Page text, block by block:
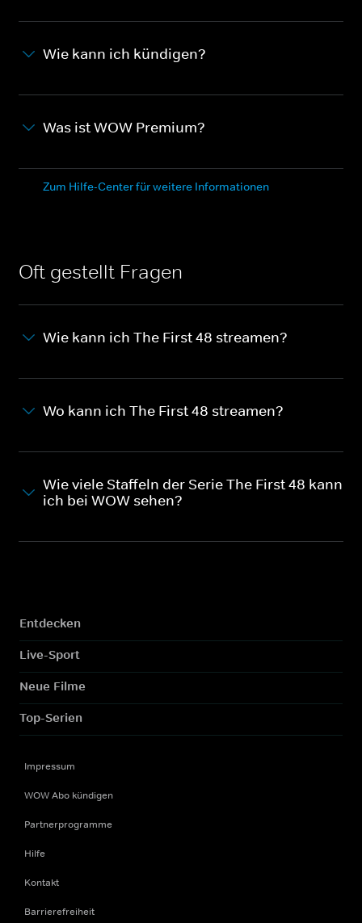
Wie kann ich kündigen?
Was ist WOW Premium?
Zum Hilfe-Center für weitere Informationen
Oft gestellt Fragen
Wie kann ich The First 48 streamen?
Wo kann ich The First 48 streamen?
Wie viele Staffeln der Serie The First 48 kann
ich bei WOW sehen?
Entdecken
Live-Sport
Neue Filme
Top-Serien
Impressum
WOW Abo kündigen
Partnerprogramme
Hilfe
Kontakt
Barrierefreiheit